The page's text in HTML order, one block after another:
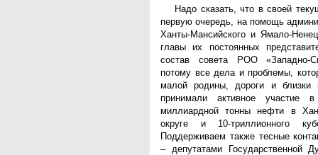
Надо сказать, что в своей
первую очередь, на помощь
Ханты-Мансийского и Ямало-
главы их постоянных
состав совета РОО «Западно-
потому все дела и проблемы,
малой родины, дороги и
принимали активное участие
миллиардной тонны нефти в
округе и 10-триллионного
Поддерживаем также тесные
– депутатами Государственной